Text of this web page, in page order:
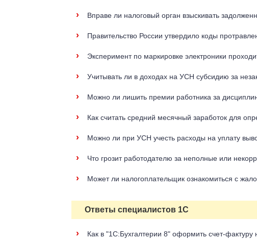
› Вправе ли налоговый орган взыскивать
› Правительство России утвердило коды
› Эксперимент по маркировке электроники
› Учитывать ли в доходах на УСН субсидию за
› Можно ли лишить премии работника за
› Как считать средний месячный заработок для
› Можно ли при УСН учесть расходы на уплату
› Что грозит работодателю за неполные или
› Может ли налогоплательщик ознакомиться с
Ответы специалистов 1С
› Как в "1С:Бухгалтерии 8" оформить счет-